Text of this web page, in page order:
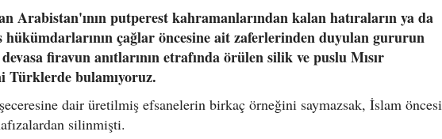
Arabistan'ının putperest kahramanlarından kalan hatıraların ya da
hükümdarlarının çağlar öncesine ait zaferlerinden duyulan gururun
firavun anıtlarının etrafında örülen silik ve puslu Mısır
Türklerde bulamıyoruz.
dair üretilmiş efsanelerin birkaç örneğini saymazsak, İslam öncesi
silinmişti.